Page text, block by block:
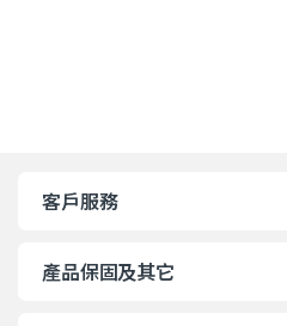
客戶服務
產品保固及其它